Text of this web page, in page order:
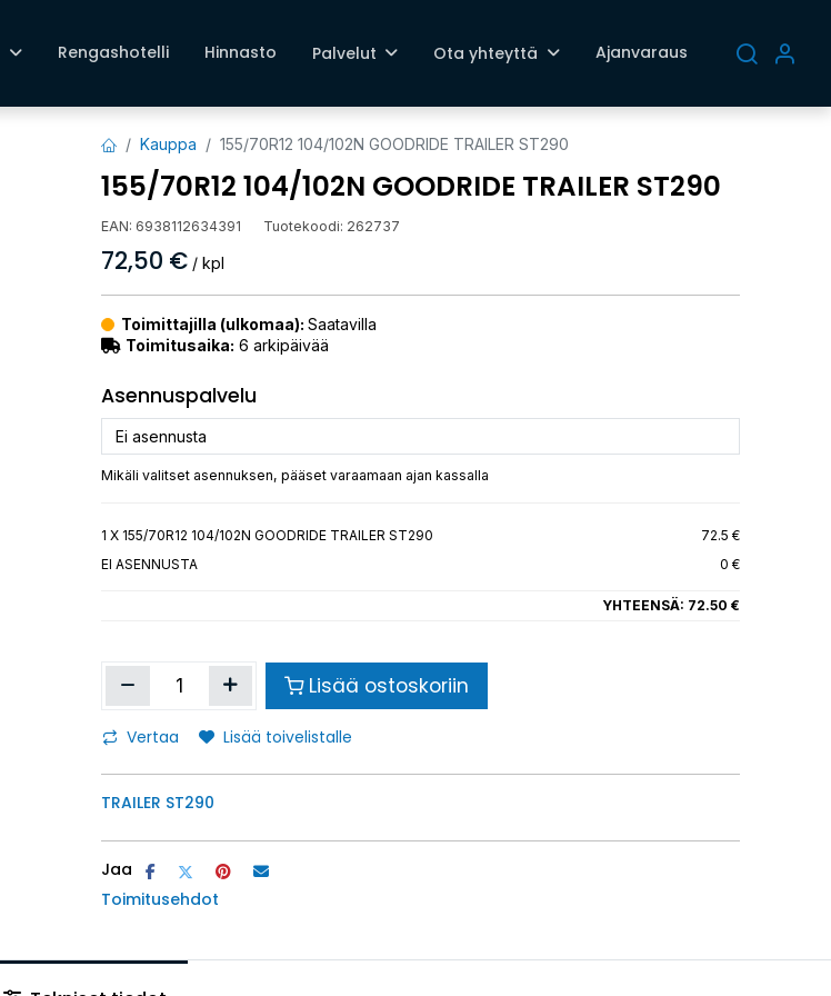
Rengashotelli Hinnasto Palvelut Ota yhteyttä Ajanvaraus
Kauppa 155/70R12 104/102N GOODRIDE TRAILER ST290
155/70R12 104/102N GOODRIDE TRAILER ST290
EAN: 6938112634391 Tuotekoodi: 262737
72,50 € / kpl
Toimittajilla (ulkomaa): Saatavilla
Toimitusaika: 6 arkipäivää
Asennuspalvelu
Mikäli valitset asennuksen, pääset varaamaan ajan kassalla
1 X 155/70R12 104/102N GOODRIDE TRAILER ST290
72.5 €
EI ASENNUSTA
0 €
YHTEENSÄ: 72.50 €
Lisää ostoskoriin
Vertaa Lisää toivelistalle
TRAILER ST290
Jaa
Toimitusehdot